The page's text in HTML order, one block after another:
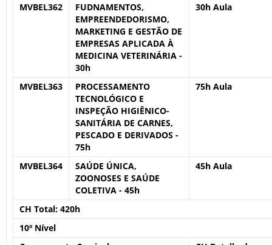
MVBEL362
FUDNAMENTOS,
EMPREENDEDORISMO,
MARKETING E GESTÃO DE
EMPRESAS APLICADA À
MEDICINA VETERINÁRIA -
30h
30h Aula
MVBEL363
PROCESSAMENTO
TECNOLÓGICO E
INSPEÇÃO HIGIÊNICO-
SANITÁRIA DE CARNES,
PESCADO E DERIVADOS -
75h
75h Aula
MVBEL364
SAÚDE ÚNICA,
ZOONOSES E SAÚDE
COLETIVA - 45h
45h Aula
CH Total: 420h
10º Nível